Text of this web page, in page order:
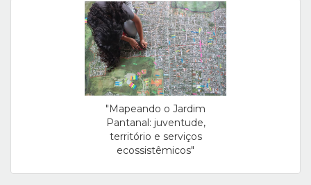
"Mapeando o Jardim
Pantanal: juventude,
território e serviços
ecossistêmicos"